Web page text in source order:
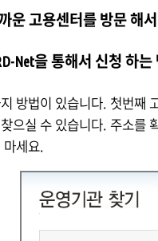
운 고용센터를 방문 해
Net을 통해서 신청 하
방법이 있습니다. 첫번째
으실 수 있습니다. 주소를
세요.